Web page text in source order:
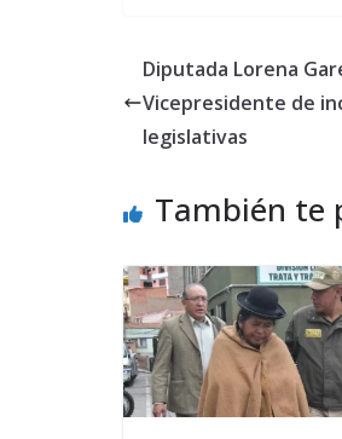
Diputada Lorena
Vicepresidente de
legislativas
También te